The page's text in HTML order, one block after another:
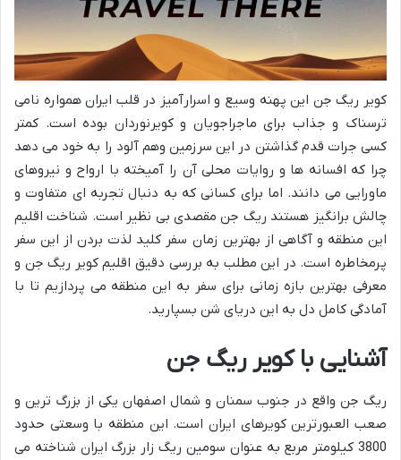
کویر ریگ جن این پهنه وسیع و اسرارآمیز در قلب ایران همواره نامی
ترسناک و جذاب برای ماجراجویان و کویرنوردان بوده است. کمتر
کسی جرات قدم گذاشتن در این سرزمین وهم آلود را به خود می دهد
چرا که افسانه ها و روایات محلی آن را آمیخته با ارواح و نیروهای
ماورایی می دانند. اما برای کسانی که به دنبال تجربه ای متفاوت و
چالش برانگیز هستند ریگ جن مقصدی بی نظیر است. شناخت اقلیم
این منطقه و آگاهی از بهترین زمان سفر کلید لذت بردن از این سفر
پرمخاطره است. در این مطلب به بررسی دقیق اقلیم کویر ریگ جن و
معرفی بهترین بازه زمانی برای سفر به این منطقه می پردازیم تا با
آمادگی کامل دل به این دریای شن بسپارید.
آشنایی با کویر ریگ جن
ریگ جن واقع در جنوب سمنان و شمال اصفهان یکی از بزرگ ترین و
صعب العبورترین کویرهای ایران است. این منطقه با وسعتی حدود
3800 کیلومتر مربع به عنوان سومین ریگ زار بزرگ ایران شناخته می